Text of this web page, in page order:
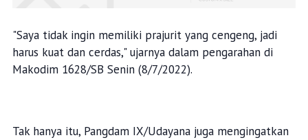
"Saya tidak ingin memiliki prajurit yang cengeng, jadi
harus kuat dan cerdas," ujarnya dalam pengarahan di
Makodim 1628/SB Senin (8/7/2022).
Tak hanya itu, Pangdam IX/Udayana juga mengingatkan